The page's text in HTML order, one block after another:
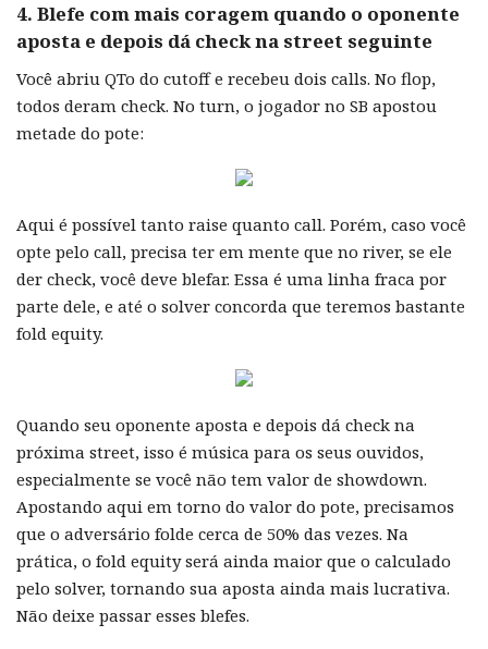
4. Blefe com mais coragem quando o oponente
aposta e depois dá check na street seguinte
Você abriu QTo do cutoff e recebeu dois calls. No flop,
todos deram check. No turn, o jogador no SB apostou
metade do pote:
Aqui é possível tanto raise quanto call. Porém, caso você
opte pelo call, precisa ter em mente que no river, se ele
der check, você deve blefar. Essa é uma linha fraca por
parte dele, e até o solver concorda que teremos bastante
fold equity.
Quando seu oponente aposta e depois dá check na
próxima street, isso é música para os seus ouvidos,
especialmente se você não tem valor de showdown.
Apostando aqui em torno do valor do pote, precisamos
que o adversário folde cerca de 50% das vezes. Na
prática, o fold equity será ainda maior que o calculado
pelo solver, tornando sua aposta ainda mais lucrativa.
Não deixe passar esses blefes.